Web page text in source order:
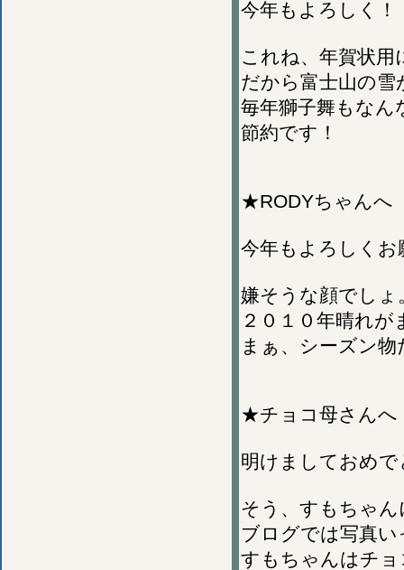
今年もよろしく！
これね、年賀状
だから富士山の
毎年獅子舞もなん
節約です！
★RODYちゃんへ
今年もよろしくお
嫌そうな顔でしょ
２０１０年晴れ
まぁ、シーズン
★チョコ母さんへ
明けましておめ
そう、すもちゃ
ブログでは写真
すもちゃんはチ